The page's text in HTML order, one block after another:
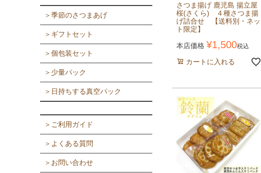
＞季節のさつまあげ
＞ギフトセット
＞個包装セット
＞少量パック
＞日持ちする真空パック
＞ご利用ガイド
＞よくある質問
＞お問い合わせ
さつま揚げ 鹿児島 揚立屋
桜(さくら) ４種さつま揚
げ詰合せ 【送料別・ネッ
ト限定】
本店価格 ¥1,500税込
カートに入れる